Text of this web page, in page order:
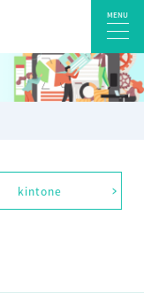
MENU
kintone